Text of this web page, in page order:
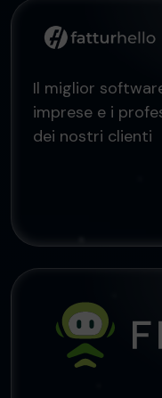
Il miglior
imprese e i
dei nostri clienti